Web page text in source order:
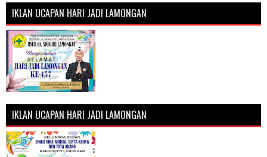
IKLAN UCAPAN HARI JADI LAMONGAN
IKLAN UCAPAN HARI JADI LAMONGAN